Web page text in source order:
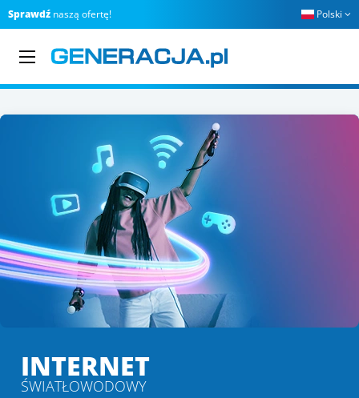
Sprawdź naszą ofertę! Polski 
INTERNET
ŚWIATŁOWODOWY